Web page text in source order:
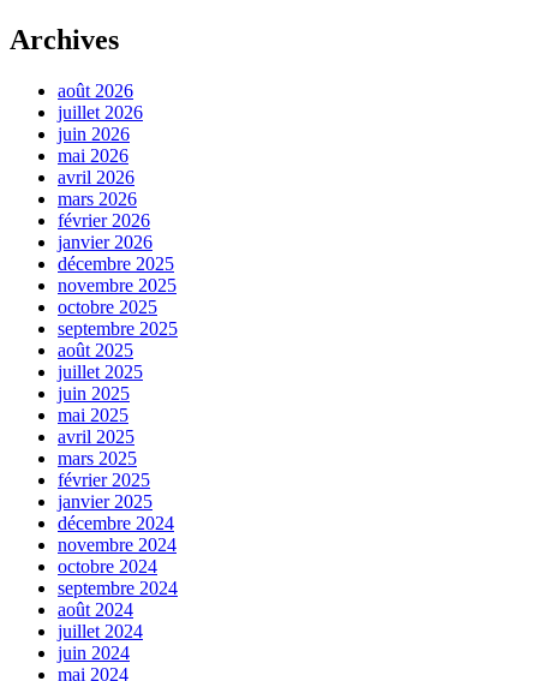
Archives
août 2026
juillet 2026
juin 2026
mai 2026
avril 2026
mars 2026
février 2026
janvier 2026
décembre 2025
novembre 2025
octobre 2025
septembre 2025
août 2025
juillet 2025
juin 2025
mai 2025
avril 2025
mars 2025
février 2025
janvier 2025
décembre 2024
novembre 2024
octobre 2024
septembre 2024
août 2024
juillet 2024
juin 2024
mai 2024